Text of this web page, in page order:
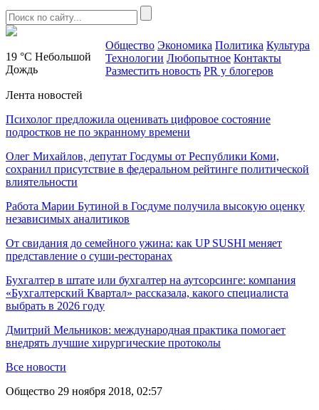
19 °C Небольшой
Дождь
Общество Экономика Политика Культура
Технологии Любопытное Контакты
Разместить новость PR у блогеров
Лента новостей
Психолог предложила оценивать цифровое состояние
подростков не по экранному времени
Олег Михайлов, депутат Госдумы от Республики Коми,
сохранил присутствие в федеральном рейтинге политической
влиятельности
Работа Марии Бутиной в Госдуме получила высокую оценку
независимых аналитиков
От свидания до семейного ужина: как UP SUSHI меняет
представление о суши-ресторанах
Бухгалтер в штате или бухгалтер на аутсорсинге: компания
«Бухгалтерский Квартал» рассказала, какого специалиста
выбрать в 2026 году
Дмитрий Мельников: международная практика помогает
внедрять лучшие хирургические протоколы
Все новости
Общество 29 ноября 2018, 02:57